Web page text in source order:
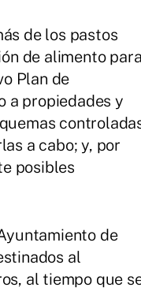
de los pastos
de alimento
Plan de
a propiedades y
a cabo; y, por
posibles
de
al
al tiempo que